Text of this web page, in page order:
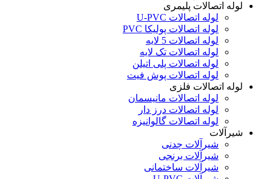
لوله اتصالات پلیمری
لوله اتصالات U-PVC
لوله اتصالات پولیکا PVC
لوله اتصالات 5 لایه
لوله اتصالات تک لایه
لوله اتصالات پلی اتیلن
لوله اتصالات پوش فیت
لوله اتصالات فلزی
لوله اتصالات مانیسمان
لوله اتصالات درز دار
لوله اتصالات گالوانیزه
شیرآلات
شیرآلات چدنی
شیرآلات برنجی
شیرآلات ساختمانی